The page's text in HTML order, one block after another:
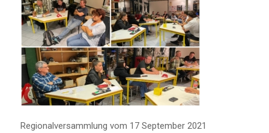
Regionalversammlung vom 17 September 2021